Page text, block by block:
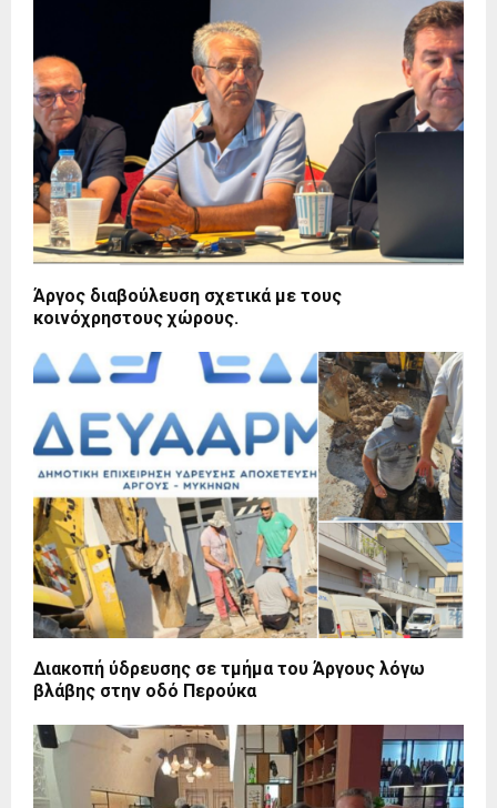
Άργος διαβούλευση σχετικά με τους
κοινόχρηστους χώρους.
Διακοπή ύδρευσης σε τμήμα του Άργους λόγω
βλάβης στην οδό Περούκα